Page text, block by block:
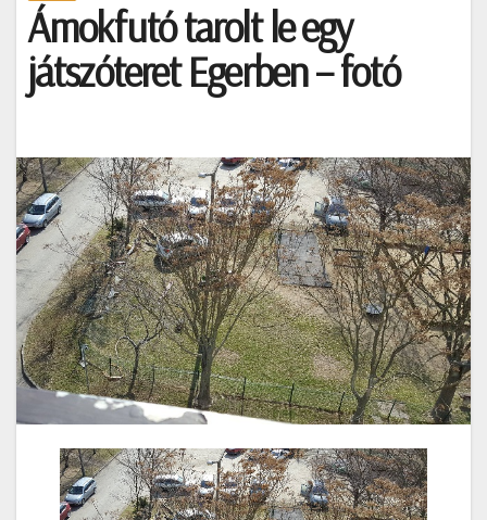
Ámokfutó tarolt le egy
játszóteret Egerben – fotó